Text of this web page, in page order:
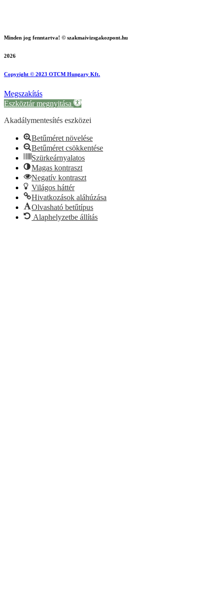
Minden jog fenntartva! © szakmaivizsgakozpont.hu
2026
Copyright © 2023 OTCM Hungary Kft.
Megszakítás
Eszköztár megnyitása
Akadálymentesítés eszközei
Betűméret növelése
Betűméret csökkentése
Szürkeárnyalatos
Magas kontraszt
Negatív kontraszt
Világos háttér
Hivatkozások aláhúzása
Olvasható betűtípus
Alaphelyzetbe állítás